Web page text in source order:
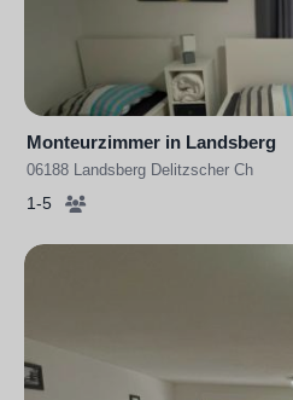
Monteurzimmer in Landsberg
06188 Landsberg Delitzscher Ch
1-5